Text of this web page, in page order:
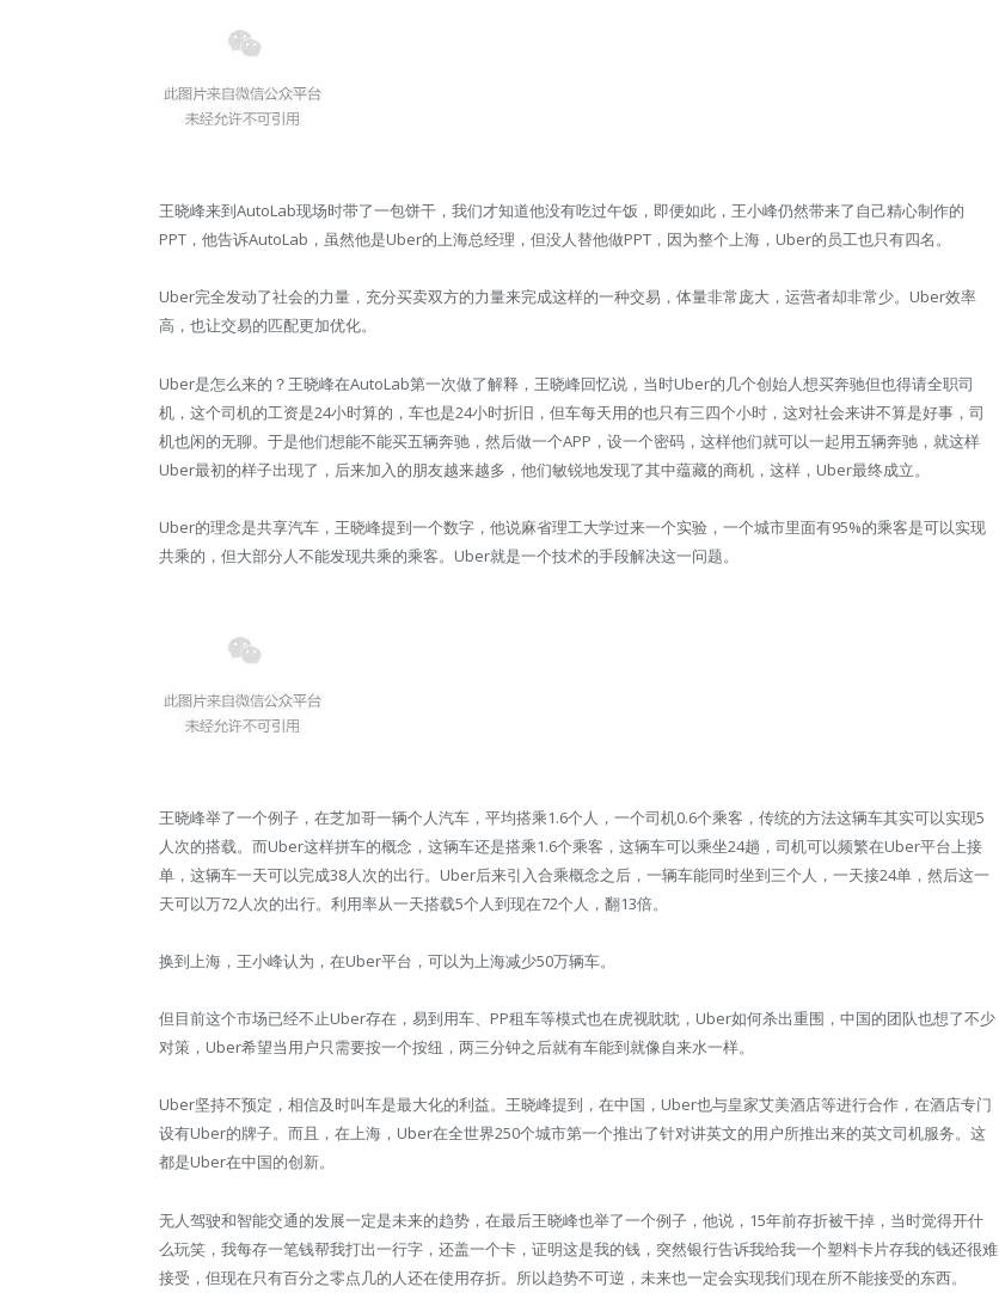
王晓峰来到AutoLab现场时带了一包饼干，我们才知道他没有吃过午饭，即便如此，王小峰仍然带来了自己精心制作的
PPT，他告诉AutoLab，虽然他是Uber的上海总经理，但没人替他做PPT，因为整个上海，Uber的员工也只有四名。
Uber完全发动了社会的力量，充分买卖双方的力量来完成这样的一种交易，体量非常庞大，运营者却非常少。Uber效率
高，也让交易的匹配更加优化。
Uber是怎么来的？王晓峰在AutoLab第一次做了解释，王晓峰回忆说，当时Uber的几个创始人想买奔驰但也得请全职司
机，这个司机的工资是24小时算的，车也是24小时折旧，但车每天用的也只有三四个小时，这对社会来讲不算是好事，司
机也闲的无聊。于是他们想能不能买五辆奔驰，然后做一个APP，设一个密码，这样他们就可以一起用五辆奔驰，就这样
Uber最初的样子出现了，后来加入的朋友越来越多，他们敏锐地发现了其中蕴藏的商机，这样，Uber最终成立。
Uber的理念是共享汽车，王晓峰提到一个数字，他说麻省理工大学过来一个实验，一个城市里面有95%的乘客是可以实现
共乘的，但大部分人不能发现共乘的乘客。Uber就是一个技术的手段解决这一问题。
王晓峰举了一个例子，在芝加哥一辆个人汽车，平均搭乘1.6个人，一个司机0.6个乘客，传统的方法这辆车其实可以实现5
人次的搭载。而Uber这样拼车的概念，这辆车还是搭乘1.6个乘客，这辆车可以乘坐24趟，司机可以频繁在Uber平台上接
单，这辆车一天可以完成38人次的出行。Uber后来引入合乘概念之后，一辆车能同时坐到三个人，一天接24单，然后这一
天可以万72人次的出行。利用率从一天搭载5个人到现在72个人，翻13倍。
换到上海，王小峰认为，在Uber平台，可以为上海减少50万辆车。
但目前这个市场已经不止Uber存在，易到用车、PP租车等模式也在虎视眈眈，Uber如何杀出重围，中国的团队也想了不少
对策，Uber希望当用户只需要按一个按纽，两三分钟之后就有车能到就像自来水一样。
Uber坚持不预定，相信及时叫车是最大化的利益。王晓峰提到，在中国，Uber也与皇家艾美酒店等进行合作，在酒店专门
设有Uber的牌子。而且，在上海，Uber在全世界250个城市第一个推出了针对讲英文的用户所推出来的英文司机服务。这
都是Uber在中国的创新。
无人驾驶和智能交通的发展一定是未来的趋势，在最后王晓峰也举了一个例子，他说，15年前存折被干掉，当时觉得开什
么玩笑，我每存一笔钱帮我打出一行字，还盖一个卡，证明这是我的钱，突然银行告诉我给我一个塑料卡片存我的钱还很难
接受，但现在只有百分之零点几的人还在使用存折。所以趋势不可逆，未来也一定会实现我们现在所不能接受的东西。